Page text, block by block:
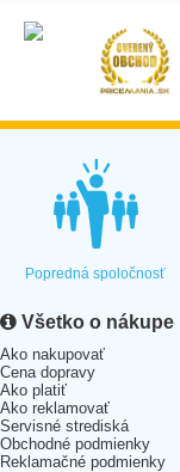
Popredná spoločnosť
Všetko o nákupe
Ako nakupovať
Cena dopravy
Ako platiť
Ako reklamovať
Servisné strediská
Obchodné podmienky
Reklamačné podmienky